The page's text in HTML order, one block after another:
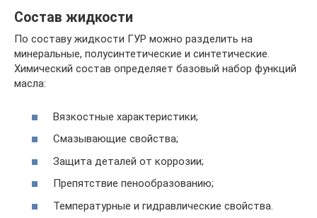
Состав жидкости
По составу жидкости ГУР можно разделить на
минеральные, полусинтетические и синтетические.
Химический состав определяет базовый набор функций
масла:
Вязкостные характеристики;
Смазывающие свойства;
Защита деталей от коррозии;
Препятствие пенообразованию;
Температурные и гидравлические свойства.